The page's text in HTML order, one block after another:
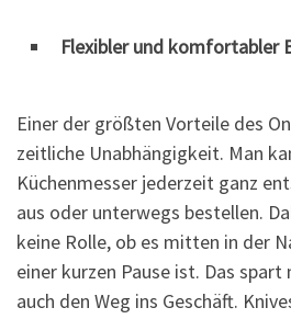
Flexibler und komfortabler
Einer der größten Vorteile des
zeitliche Unabhängigkeit. Man
Küchenmesser jederzeit ganz
aus oder unterwegs bestellen.
keine Rolle, ob es mitten in der
einer kurzen Pause ist. Das
auch den Weg ins Geschäft.